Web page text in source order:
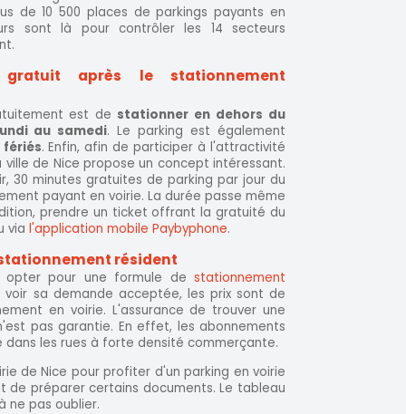
de 10 500 places de parkings payants en
sont là pour contrôler les 14 secteurs
après le stationnement
est de stationner en dehors du
au samedi. Le parking est également
. Enfin, afin de participer à l'attractivité
de Nice propose un concept intéressant.
30 minutes gratuites de parking par jour du
payant en voirie. La durée passe même
prendre un ticket offrant la gratuité du
via l'application mobile Paybyphone.
résident
opter pour une formule de stationnement
sa demande acceptée, les prix sont de
en voirie. L'assurance de trouver une
pas garantie. En effet, les abonnements
dans les rues à forte densité commerçante.
de Nice pour profiter d'un parking en voirie
préparer certains documents. Le tableau
ne pas oublier.